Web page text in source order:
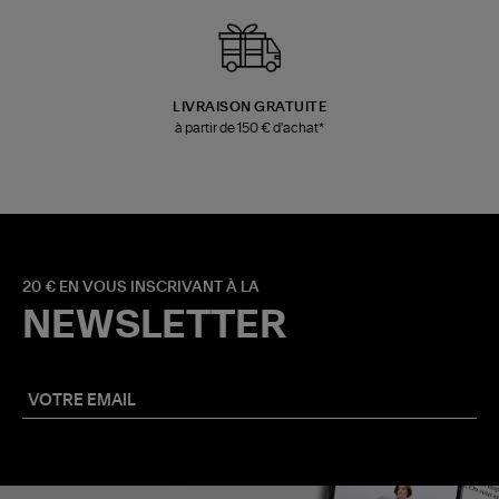
LIVRAISON GRATUITE
à partir de 150 € d'achat*
20 € EN VOUS INSCRIVANT À LA
NEWSLETTER